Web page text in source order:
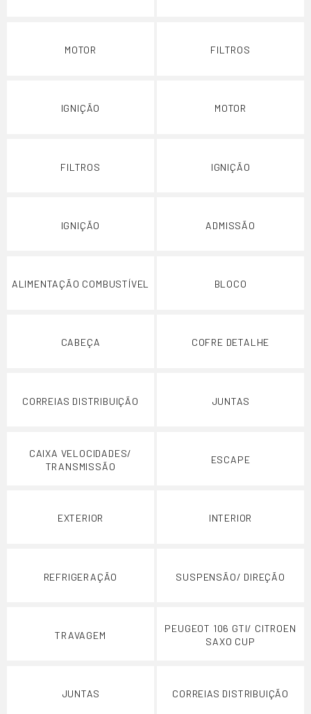
MOTOR FILTROS
IGNIÇÃO MOTOR
FILTROS IGNIÇÃO
IGNIÇÃO ADMISSÃO
ALIMENTAÇÃO COMBUSTÍVEL BLOCO
CABEÇA COFRE DETALHE
CORREIAS DISTRIBUIÇÃO JUNTAS
CAIXA VELOCIDADES/
TRANSMISSÃO
ESCAPE
EXTERIOR INTERIOR
REFRIGERAÇÃO SUSPENSÃO/ DIREÇÃO
TRAVAGEM
PEUGEOT 106 GTI/ CITROEN
SAXO CUP
JUNTAS CORREIAS DISTRIBUIÇÃO